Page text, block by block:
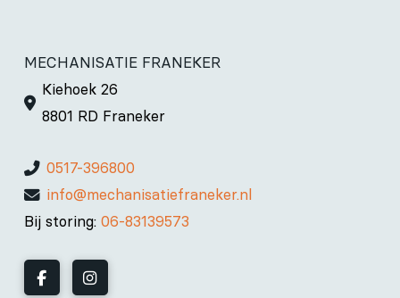
MECHANISATIE FRANEKER
Kiehoek 26
8801 RD Franeker
0517-396800
info@mechanisatiefraneker.nl
Bij storing: 06-83139573